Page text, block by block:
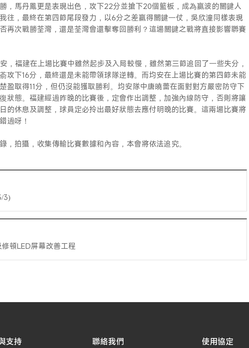
，馬丹鳳更是表現出色，攻下22分並搶下20個籃板，成為贏波的關鍵人
往，最終在第四節尾段發力，以6分之差贏得關鍵一仗，吳欣潼同樣表現
再次戰勝荃灣，還是荃灣會還擊奪回勝利？這場關鍵之戰將直接影響聯賽
，福建在上場比賽中雖然起步及入局較慢，雖然第三節追回了一些失分，
攻下16分，最終還是未能帶領球隊逆轉。而均安在上場比賽的第四節未能
盈取得11分，但仍沒能獲取勝利。均安隊中唐曉蕾在面對對方嚴密防守下
狀態。福建經過昨晚的比賽後，定會作出調整，加強內線防守，否則將讓
的休息及調整，球員定必拎出最好狀態去應付明晚的比賽。這兩場比賽將
過呀！
，拍攝，收集傳輸比賽數據和內容，本會將依法追究。
3)
頓LED屏幕改善工程
支持 聯絡我們 使用協定